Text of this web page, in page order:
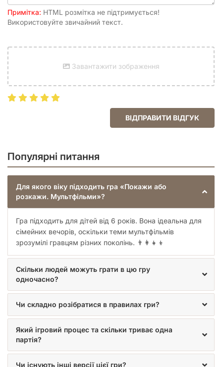
Примітка: HTML розмітка не підтримується!
Використовуйте звичайний текст.
Завантажити зображення
ВІДПРАВИТИ ВІДГУК
Популярні питання
Для якого віку підходить гра «Покажи або
розкажи. Мультфільми»?
Гра підходить для дітей від 6 років. Вона ідеальна для
сімейних вечорів, оскільки теми мультфільмів
зрозумілі гравцям різних поколінь. 👨‍👩‍👧‍👦
Скільки людей можуть грати в цю гру
одночасно?
Чи складно розібратися в правилах гри?
Який ігровий процес та скільки триває одна
партія?
Чи існують інші версії цієї гри?